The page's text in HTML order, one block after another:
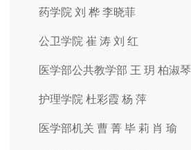
药学院 刘 桦 李晓菲
公卫学院 崔 涛 刘 红
医学部公共教学部 王 玥 柏淑琴
护理学院 杜彩霞 杨 萍
医学部机关 曹 菁 毕 莉 肖 瑜